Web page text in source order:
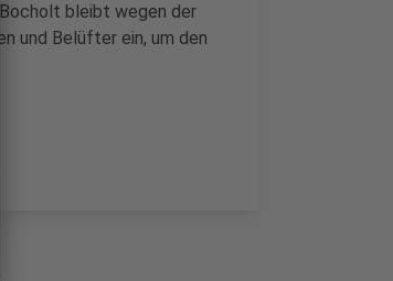
Bocholt bleibt wegen der
und Belüfter ein, um den